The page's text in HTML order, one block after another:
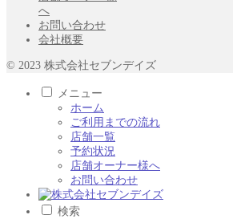
へ
お問い合わせ
会社概要
© 2023 株式会社セブンデイズ
メニュー
ホーム
ご利用までの流れ
店舗一覧
予約状況
店舗オーナー様へ
お問い合わせ
検索